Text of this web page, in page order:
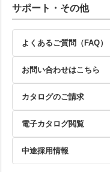
サポート・その他
よくあるご質問（FAQ）
お問い合わせはこちら
カタログのご請求
電子カタログ閲覧
中途採用情報